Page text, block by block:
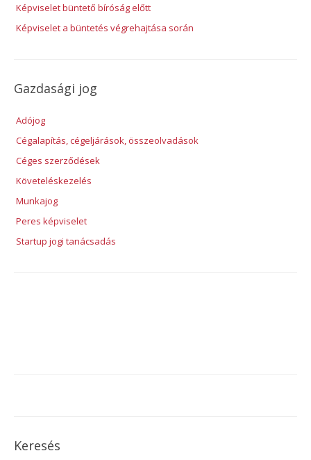
Képviselet büntető bíróság előtt
Képviselet a büntetés végrehajtása során
Gazdasági jog
Adójog
Cégalapítás, cégeljárások, összeolvadások
Céges szerződések
Követeléskezelés
Munkajog
Peres képviselet
Startup jogi tanácsadás
Keresés